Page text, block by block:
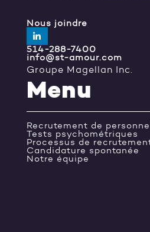
Nous joindre
514-288-7400
info@st-amour.com
Groupe Magellan Inc.
Menu
Recrutement de personnel
Tests psychométriques
Processus de
Candidature spontanée
Notre équipe